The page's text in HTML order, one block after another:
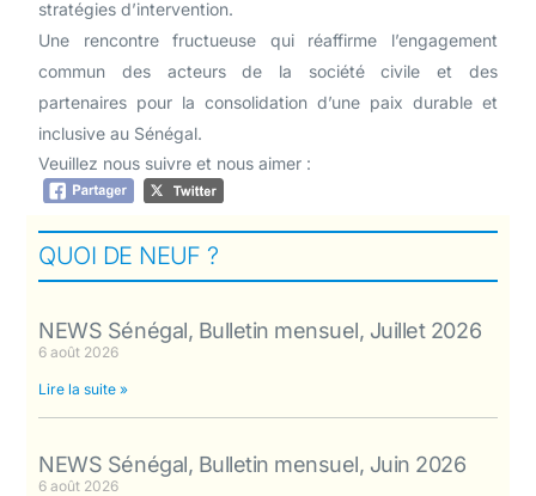
stratégies d’intervention.
Une rencontre fructueuse qui réaffirme l’engagement
commun des acteurs de la société civile et des
partenaires pour la consolidation d’une paix durable et
inclusive au Sénégal.
Veuillez nous suivre et nous aimer :
QUOI DE NEUF ?
NEWS Sénégal, Bulletin mensuel, Juillet 2026
6 août 2026
Lire la suite »
NEWS Sénégal, Bulletin mensuel, Juin 2026
6 août 2026